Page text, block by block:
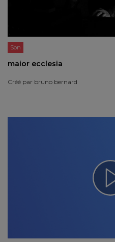
Son
maior ecclesia
Créé par bruno bernard